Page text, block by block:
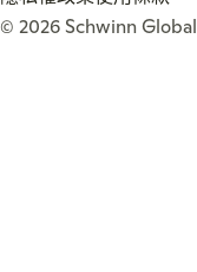
© 2026 Schwinn Global